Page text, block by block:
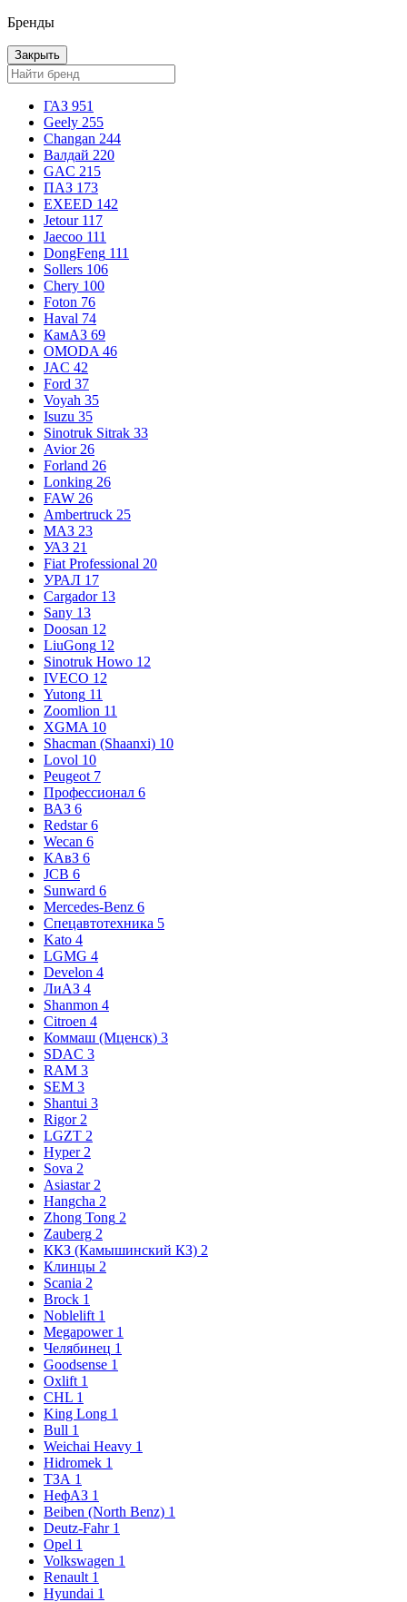
Бренды
Закрыть
ГАЗ 951
Geely 255
Changan 244
Валдай 220
GAC 215
ПАЗ 173
EXEED 142
Jetour 117
Jaecoo 111
DongFeng 111
Sollers 106
Chery 100
Foton 76
Haval 74
КамАЗ 69
OMODA 46
JAC 42
Ford 37
Voyah 35
Isuzu 35
Sinotruk Sitrak 33
Avior 26
Forland 26
Lonking 26
FAW 26
Ambertruck 25
МАЗ 23
УАЗ 21
Fiat Professional 20
УРАЛ 17
Cargador 13
Sany 13
Doosan 12
LiuGong 12
Sinotruk Howo 12
IVECO 12
Yutong 11
Zoomlion 11
XGMA 10
Shacman (Shaanxi) 10
Lovol 10
Peugeot 7
Профессионал 6
ВАЗ 6
Redstar 6
Wecan 6
КАвЗ 6
JCB 6
Sunward 6
Mercedes-Benz 6
Спецавтотехника 5
Kato 4
LGMG 4
Develon 4
ЛиАЗ 4
Shanmon 4
Citroen 4
Коммаш (Мценск) 3
SDAC 3
RAM 3
SEM 3
Shantui 3
Rigor 2
LGZT 2
Hyper 2
Sova 2
Asiastar 2
Hangcha 2
Zhong Tong 2
Zauberg 2
ККЗ (Камышинский КЗ) 2
Клинцы 2
Scania 2
Brock 1
Noblelift 1
Megapower 1
Челябинец 1
Goodsense 1
Oxlift 1
CHL 1
King Long 1
Bull 1
Weichai Heavy 1
Hidromek 1
ТЗА 1
НефАЗ 1
Beiben (North Benz) 1
Deutz-Fahr 1
Opel 1
Volkswagen 1
Renault 1
Hyundai 1